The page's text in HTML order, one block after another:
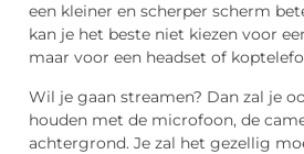
een kleiner en scherper scherm
kan je het beste niet kiezen voor
maar voor een headset of
Wil je gaan streamen? Dan zal je
houden met de microfoon, de
achtergrond. Je zal het gezellig